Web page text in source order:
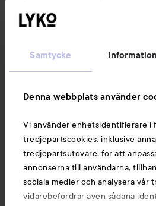
Samtycke Information
Denna webbplats använder
Vi använder enhetsidentifierare i
tredjepartscookies, inklusive
tredjepartsutövare, för att
annonserna till användarna,
sociala medier och analysera vår
vidarebefordrar även sådana
Kundservice
Du kanske också gillar